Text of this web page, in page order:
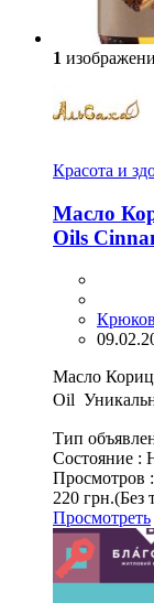
1
Красота и
Масло
Oils
Масло
Oil
Тип
Состояние :
Просмотров :
220 грн.(Без
Просмотреть